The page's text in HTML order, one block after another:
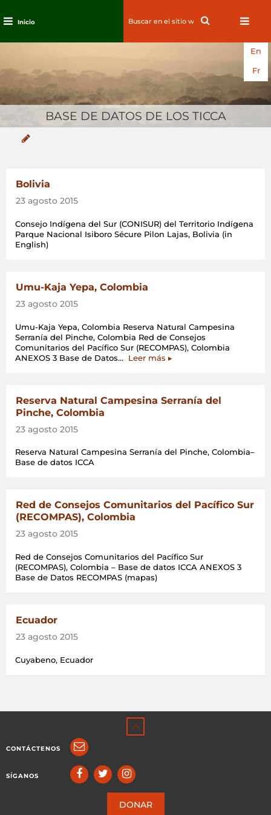
contenido
Inicio
Search
En
Fr
BASE DE DATOS DE LOS TICCA
Bolivia
23 agosto 2015
Consejo Indígena del Sur (CONISUR) del Territorio Indígena
Parque Nacional Isiboro Sécure Pilon Lajas, Bolivia (in
English)
Umu-Kaja Yepa, Colombia
23 agosto 2015
Umu-Kaja Yepa, Colombia Reserva Natural Campesina
Serranía del Pinche, Colombia Red de Consejos
Comunitarios del Pacífico Sur (RECOMPAS), Colombia
ANEXOS 3 Base de Datos… Leer más «Umu-
▸
Reserva Natural Campesina Serranía del
Pinche, Colombia
23 agosto 2015
Reserva Natural Campesina Serranía del Pinche, Colombia–
Base de datos ICCA
Red de Consejos Comunitarios del Pacífico Sur
(RECOMPAS), Colombia
23 agosto 2015
Red de Consejos Comunitarios del Pacífico Sur
(RECOMPAS), Colombia – Base de datos ICCA ANEXOS 3
Base de Datos RECOMPAS (mapas)
Ecuador
23 agosto 2015
Cuyabeno, Ecuador
CONTÁCTENOS
SÍGANOS
DONAR